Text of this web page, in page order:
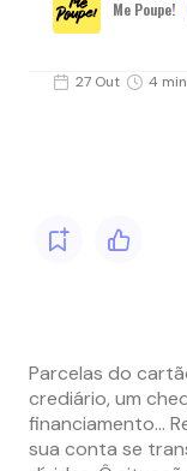
Me Poupe!
27 Out 4
Parcelas do
crediário, um
financiamento…
sua conta se